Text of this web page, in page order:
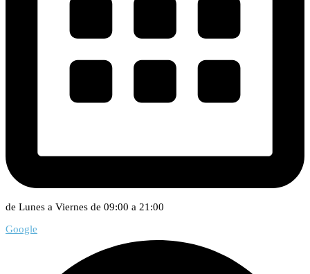
de Lunes a Viernes de 09:00 a 21:00
Google